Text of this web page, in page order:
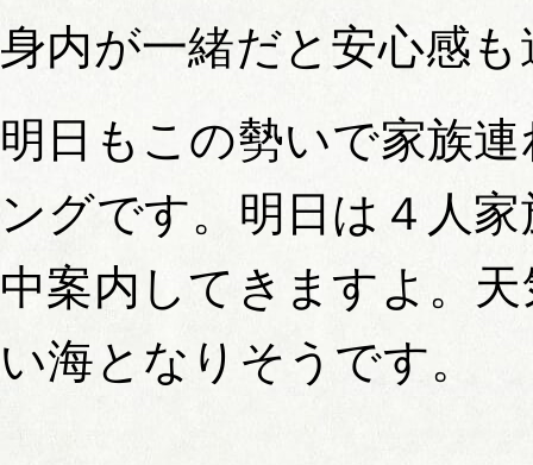
身内が一緒だと安心感
明日もこの勢いで家族
ングです。明日は４人
中案内してきますよ。
い海となりそうです。